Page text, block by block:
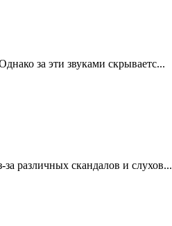
за эти звуками скрываетс...
различных скандалов и слухов...